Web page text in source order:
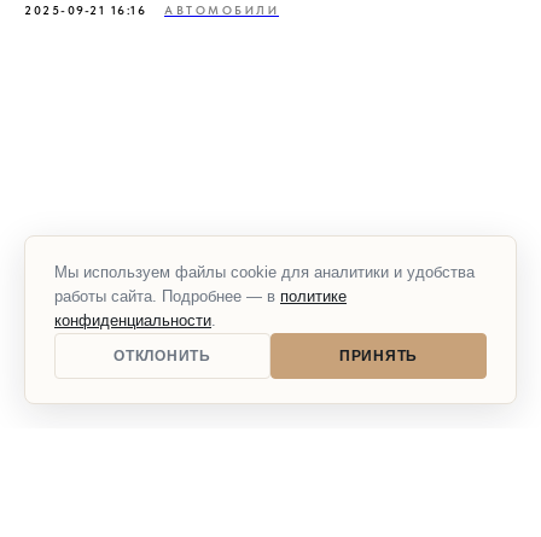
Мы используем файлы cookie для аналитики и удобства
работы сайта. Подробнее — в политике
конфиденциальности.
ОТКЛОНИТЬ ПРИНЯТЬ
2025-09-21 16:16 АВТОМОБИЛИ